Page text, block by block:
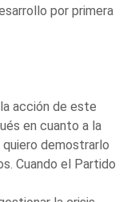
por primera
acción de este
en cuanto a la
demostrarlo
Cuando el Partido